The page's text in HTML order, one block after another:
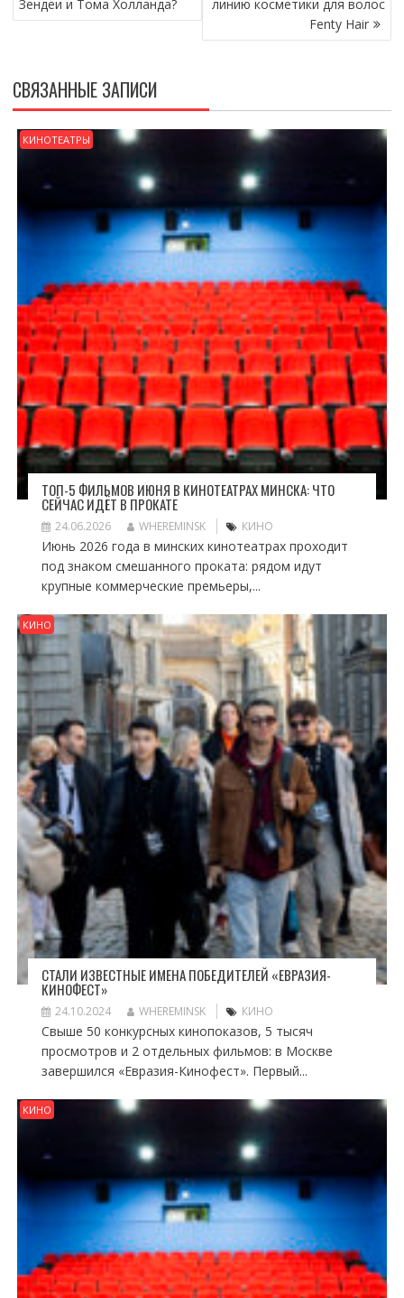
ЗАПИСЯМ
Зендеи и Тома Холланда?
линию косметики для волос
Fenty Hair
СВЯЗАННЫЕ ЗАПИСИ
КИНОТЕАТРЫ
ТОП-5 ФИЛЬМОВ ИЮНЯ В КИНОТЕАТРАХ МИНСКА: ЧТО
СЕЙЧАС ИДЁТ В ПРОКАТЕ
24.06.2026 WHEREMINSK КИНО
Июнь 2026 года в минских кинотеатрах проходит
под знаком смешанного проката: рядом идут
крупные коммерческие премьеры,...
КИНО
СТАЛИ ИЗВЕСТНЫЕ ИМЕНА ПОБЕДИТЕЛЕЙ «ЕВРАЗИЯ-
КИНОФЕСТ»
24.10.2024 WHEREMINSK КИНО
Свыше 50 конкурсных кинопоказов, 5 тысяч
просмотров и 2 отдельных фильмов: в Москве
завершился «Евразия-Кинофест». Первый...
КИНО